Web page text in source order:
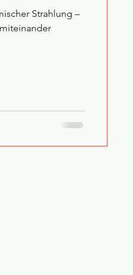
Strahlung –